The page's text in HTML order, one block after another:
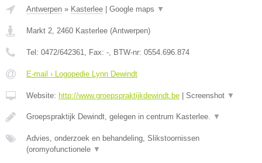
Antwerpen » Kasterlee Google maps ▼
Markt 2 2460 Kasterlee (Antwerpen)
Tel: 0472/642361 , Fax: - , BTW-nr: 0554.696.874
E-mail › Logopedie Lynn Dewindt
Website: http://www.groepspraktijkdewindt.be Screenshot ▼
Groepspraktijk Dewindt, gelegen in centrum Kasterlee. ▼
Advies, onderzoek en behandeling, Slikstoornissen
(oromyofunctionele ▼